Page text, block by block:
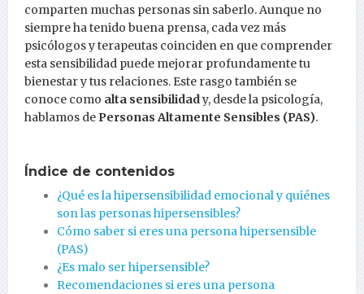
comparten muchas personas sin saberlo. Aunque no
siempre ha tenido buena prensa, cada vez más
psicólogos y terapeutas coinciden en que comprender
esta sensibilidad puede mejorar profundamente tu
bienestar y tus relaciones. Este rasgo también se
conoce como alta sensibilidady, desde la psicología,
hablamos de Personas Altamente Sensibles (PAS).
Índice de contenidos
¿Qué es la hipersensibilidad emocional y quiénes
son las personas hipersensibles?
Cómo saber si eres una persona hipersensible
(PAS)
¿Es malo ser hipersensible?
Recomendaciones si eres una persona